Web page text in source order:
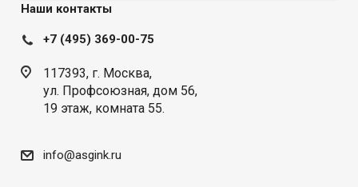
Наши контакты
+7 (495) 369-00-75
117393, г. Москва,
ул. Профсоюзная, дом 56,
19 этаж, комната 55.
info@asgink.ru